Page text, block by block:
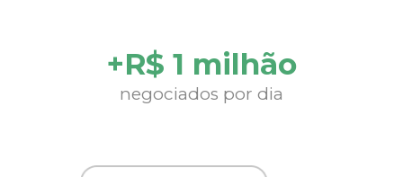
+R$ 1 milhão
negociados por dia